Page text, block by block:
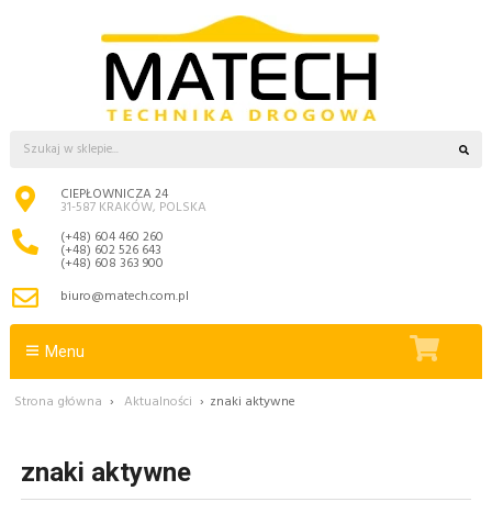
CIEPŁOWNICZA 24
31-587 KRAKÓW, POLSKA
(+48) 604 460 260
(+48) 602 526 643
(+48) 608 363 900
biuro@matech.com.pl
Menu
Strona główna › Aktualności › znaki aktywne
znaki aktywne